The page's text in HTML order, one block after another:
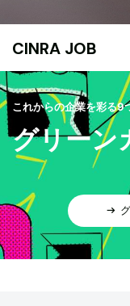
CINRA JOB
これからの企業を彩る9
グリーン